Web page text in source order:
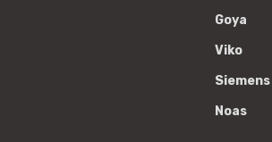
Goya
Viko
Siemens
Noas